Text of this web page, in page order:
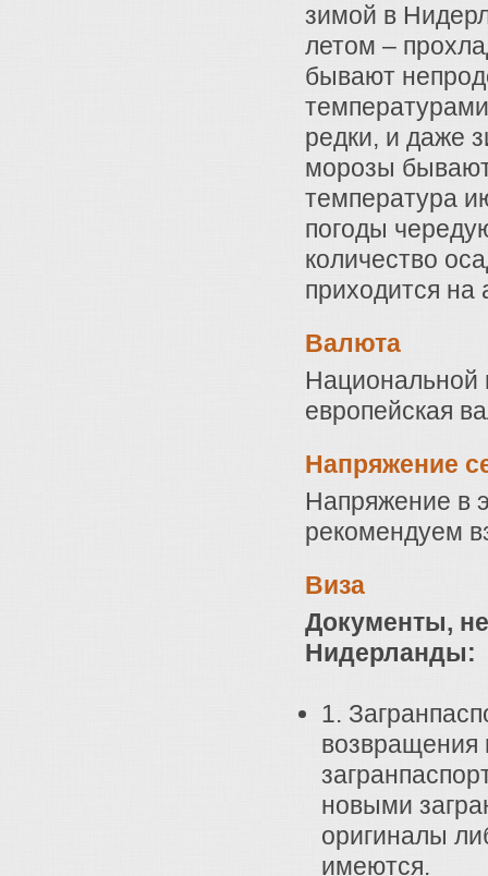
зимой в
летом –
бывают
редки, и даже
морозы
температура
погоды
количество
приходится на
Валюта
Национальной
европейская
Напряжение
Напряжение в
рекомендуем
Виза
Документы,
Нидерланды:
1.
возвращения
новыми
оригиналы
имеются.